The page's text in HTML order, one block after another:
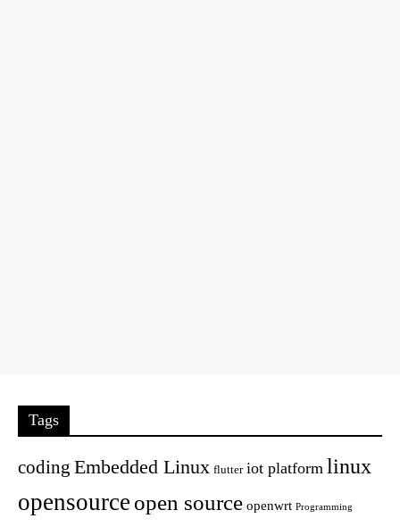
Tags
coding Embedded Linux flutter iot platform linux
opensource open source openwrt Programming